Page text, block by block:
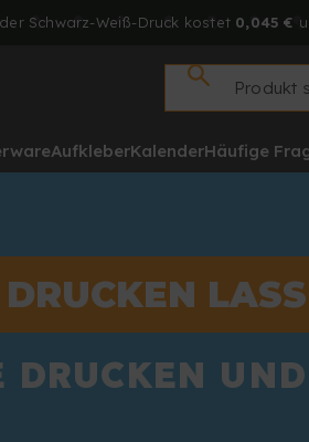
Schwarz-Weiß-Druck kostet 0,045 €
AufkleberKalenderHäufige